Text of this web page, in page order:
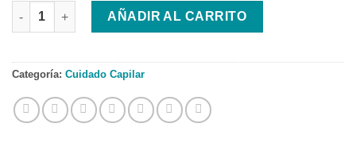
IRALTONE CHAMPÚ SEBORREGULADOR cantidad
AÑADIR AL CARRITO
Categoría: Cuidado Capilar